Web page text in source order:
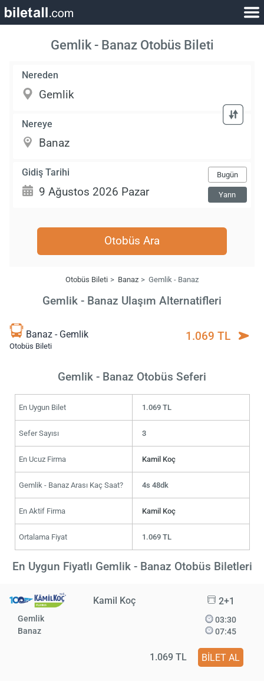
Gemlik - Banaz Otobüs Bileti
Nereden
Nereye
Gidiş Tarihi Bugün
Yarın
Otobüs Ara
Otobüs Bileti Banaz Gemlik - Banaz
Gemlik - Banaz Ulaşım Alternatifleri
Banaz - Gemlik
Otobüs Bileti
1.069 TL
Gemlik - Banaz Otobüs Seferi
En Uygun Bilet 1.069 TL
Sefer Sayısı 3
En Ucuz Firma Kamil Koç
Gemlik - Banaz Arası Kaç Saat? 4s 48dk
En Aktif Firma Kamil Koç
Ortalama Fiyat 1.069 TL
En Uygun Fiyatlı Gemlik - Banaz Otobüs Biletleri
Kamil Koç 2+1
Gemlik
Banaz
03:30
07:45
1.069 TL BİLET AL